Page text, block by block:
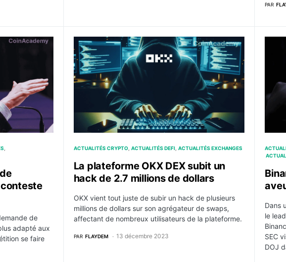
PAR
: Hester Peirce conteste cette décision
de
adapté aux
se faire
La plateforme OKX DEX subit un hack de 2.7 millions de
ACTUALITÉS CRYPTO ACTUALITÉS DEFI ACTUALITÉS EXCHANGES
La plateforme OKX DEX subit un
hack de 2.7 millions de dollars
OKX vient tout juste de subir un hack de plusieurs
millions de dollars sur son agrégateur de swaps,
affectant de nombreux utilisateurs de la plateforme.
PAR FLAYDEM 13 décembre 2023
Dans
le
SEC
DOJ